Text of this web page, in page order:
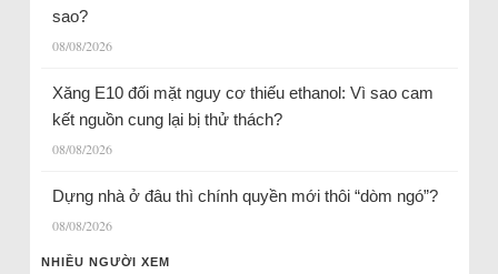
sao?
08/08/2026
Xăng E10 đối mặt nguy cơ thiếu ethanol: Vì sao cam
kết nguồn cung lại bị thử thách?
08/08/2026
Dựng nhà ở đâu thì chính quyền mới thôi “dòm ngó”?
08/08/2026
NHIỀU NGƯỜI XEM